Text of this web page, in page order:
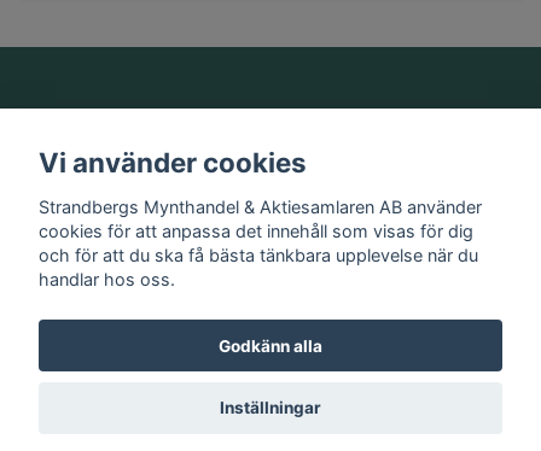
Information
Sociala medier
© 2026 Strandbergs Mynthandel & Aktiesamlaren AB
Vi använder cookies
Strandbergs Mynthandel & Aktiesamlaren AB använder
cookies för att anpassa det innehåll som visas för dig
och för att du ska få bästa tänkbara upplevelse när du
handlar hos oss.
Godkänn alla
Inställningar